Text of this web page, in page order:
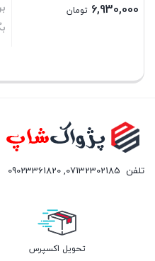
6,930,000 تومان
تلفن 07132302185
,
09023361820
تحویل اکسپرس